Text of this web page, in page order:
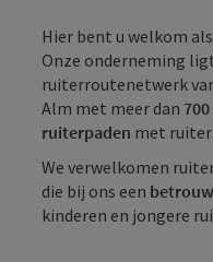
Hier bent u welkom
Onze onderneming
ruiterroutenetwerk
Alm met meer dan
ruiterpaden met
We verwelkomen
die bij ons een
kinderen en jongere